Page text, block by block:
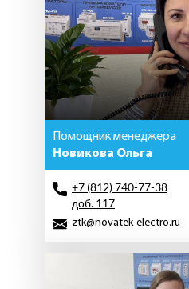
Помощник менеджера
Новикова Ольга
+7 (812) 740-77-38
доб. 117
ztk@novatek-electro.ru